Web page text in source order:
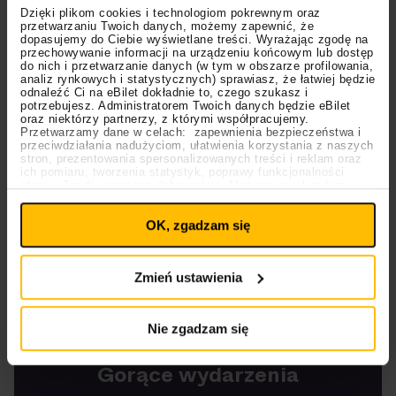
Dzięki plikom cookies i technologiom pokrewnym oraz
przetwarzaniu Twoich danych, możemy zapewnić, że
dopasujemy do Ciebie wyświetlane treści. Wyrażając zgodę na
przechowywanie informacji na urządzeniu końcowym lub dostęp
do nich i przetwarzanie danych (w tym w obszarze profilowania,
analiz rynkowych i statystycznych) sprawiasz, że łatwiej będzie
odnaleźć Ci na eBilet dokładnie to, czego szukasz i
potrzebujesz. Administratorem Twoich danych będzie eBilet
oraz niektórzy partnerzy, z którymi współpracujemy.
Przetwarzamy dane w celach: zapewnienia bezpieczeństwa i
przeciwdziałania nadużyciom, ułatwienia korzystania z naszych
stron, prezentowania spersonalizowanych treści i reklam oraz
ich pomiaru, tworzenia statystyk, poprawy funkcjonalności
plików cookies
wpływa na legalność uprzedniego przetwarzania.
Polityka plików cookies
OK, zgadzam się
Zmień ustawienia
Nie zgadzam się
najlepszym stosunkiem zwycięstw do porażek w
obecnej kampanii, a co za tym idzie faworytem do
sięgnięcia po tytuł. Byłby to pierwszy triumf tej
drużyny w NBA od 1979, kiedy to zdobyli mistrzostwo
pierwszy raz w historii.Drakejest znany ze swojego
zamiłowania do koszykówki, choć, co nie może
dziwić, kibicuje innej drużynie –Toronto Raptors.
Przeczytaj też:
Kuqe 2115: “Chciałem pokazać, że my w Polsce
mamy fajne rzeczy”
Nie tylko “Lavorama” i “Wyższe Dobro”. Tych
polskich rapowych klasyków brakuje na Spotify
Jan-rapowanie i jego “Groteska”. Nowy album już
Gorące wydarzenia